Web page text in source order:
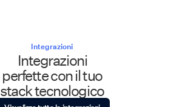
Integrazioni
Integrazioni
perfette con il tuo
stack tecnologico